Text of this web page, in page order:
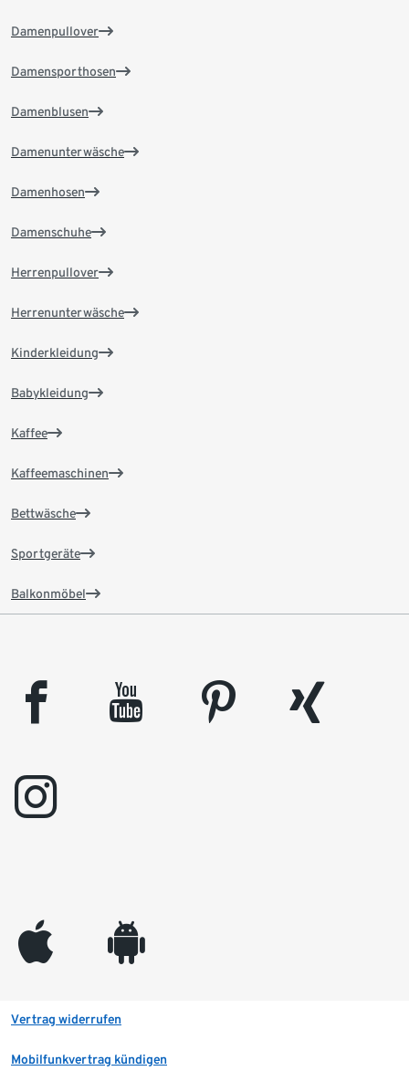
Damenpullover
Damensporthosen
Damenblusen
Damenunterwäsche
Damenhosen
Damenschuhe
Herrenpullover
Herrenunterwäsche
Kinderkleidung
Babykleidung
Kaffee
Kaffeemaschinen
Bettwäsche
Sportgeräte
Balkonmöbel
facebook youtube pinterest
xing
instagram
appleinc android
Vertrag widerrufen
Mobilfunkvertrag kündigen